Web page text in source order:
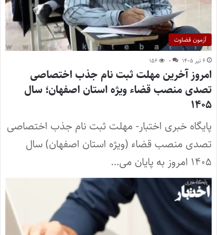
آزمون قضاوت
۶ تیر ۱۴۰۵ ۰ ۱۵۶
امروز آخرین مهلت ثبت نام جذب اختصاصی
تصدی منصب قضاء ویژه استان اصفهان؛ سال
۱۴۰۵
پایگاه خبری اختبار- مهلت ثبت نام جذب اختصاصی
تصدی منصب قضاء (ویژه استان اصفهان) سال
۱۴۰۵ امروز به پایان می…